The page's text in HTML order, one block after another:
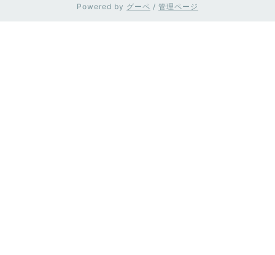
Powered by グーペ / 管理ページ